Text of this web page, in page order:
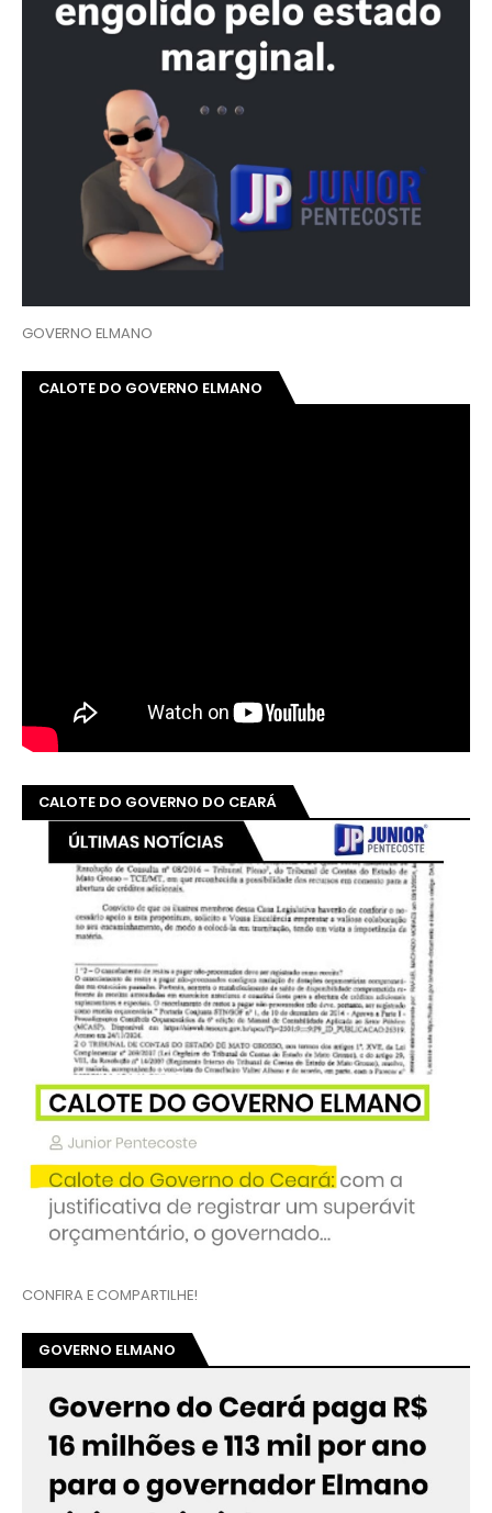
GOVERNO ELMANO
CALOTE DO GOVERNO ELMANO
CALOTE DO GOVERNO DO CEARÁ
CONFIRA E COMPARTILHE!
GOVERNO ELMANO